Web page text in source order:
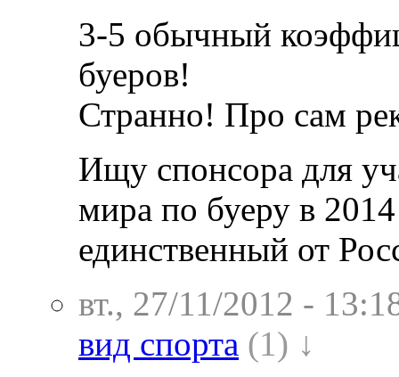
3-5 обычный
буеров!
Странно! Про сам
Ищу спонсора для
мира по буеру в
единственный от
вт., 27/11/2012 -
вид спорта (1) ↓